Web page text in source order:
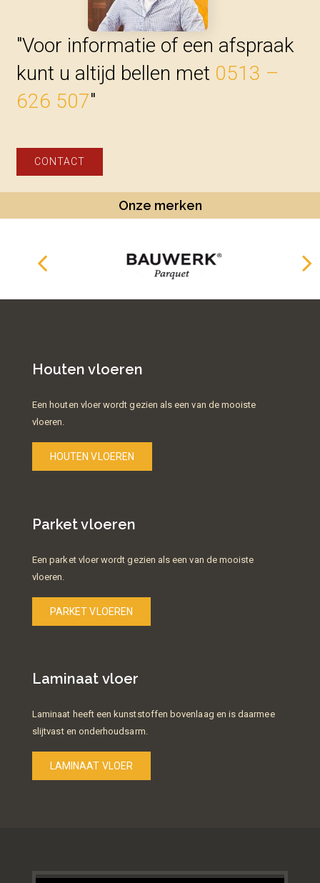
"Voor informatie of een afspraak
kunt u altijd bellen met 0513 –
626 507"
CONTACT
Onze merken
Houten vloeren
Een houten vloer wordt gezien als een van de mooiste
vloeren.
HOUTEN VLOEREN
Parket vloeren
Een parket vloer wordt gezien als een van de mooiste
vloeren.
PARKET VLOEREN
Laminaat vloer
Laminaat heeft een kunststoffen bovenlaag en is daarmee
slijtvast en onderhoudsarm.
LAMINAAT VLOER